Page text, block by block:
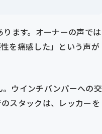
ます。オーナーの声では
を痛感した」という声が
ウインチバンパーへの交
スタックは、レッカーを